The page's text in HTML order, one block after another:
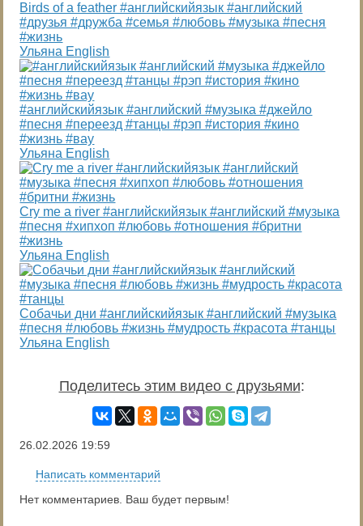
Birds of a feather #английскийязык #английский
#друзья #дружба #семья #любовь #музыка #песня
#жизнь
Ульяна English
#английскийязык #английский #музыка #джейло
#песня #переезд #танцы #рэп #история #кино
#жизнь #вау
Ульяна English
Cry me a river #английскийязык #английский #музыка
#песня #хипхоп #любовь #отношения #бритни
#жизнь
Ульяна English
Собачьи дни #английскийязык #английский #музыка
#песня #любовь #жизнь #мудрость #красота #танцы
Ульяна English
Поделитесь этим видео с друзьями:
26.02.2026 19:59
Написать комментарий
Нет комментариев. Ваш будет первым!